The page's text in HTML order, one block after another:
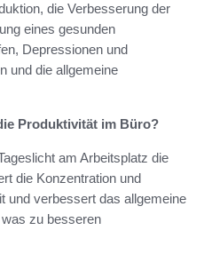
die Verbesserung der
eines gesunden
Depressionen und
und die allgemeine
Produktivität im Büro?
am Arbeitsplatz die
die Konzentration und
und verbessert das allgemeine
zu besseren